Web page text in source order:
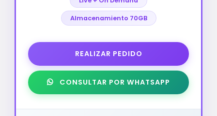
Almacenamiento 70GB
REALIZAR PEDIDO
CONSULTAR POR WHATSAPP